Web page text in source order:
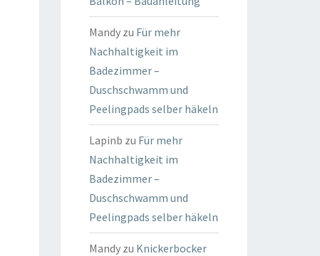
Mandyzu Für mehr
Nachhaltigkeit im
Badezimmer –
Duschschwamm und
Peelingpads selber häkeln
Lapinb zu Für mehr
Nachhaltigkeit im
Badezimmer –
Duschschwamm und
Peelingpads selber häkeln
Mandyzu Knickerbocker